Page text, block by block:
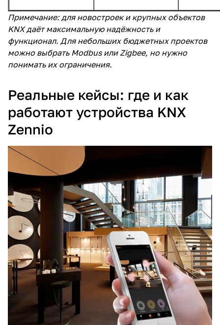
Примечание: для новостроек и крупных объектов
KNX даёт максимальную надёжность и
функционал. Для небольших бюджетных проектов
можно выбрать Modbus или Zigbee, но нужно
понимать их ограничения.
Реальные кейсы: где и как
работают устройства KNX
Zennio